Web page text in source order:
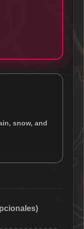
snow, and